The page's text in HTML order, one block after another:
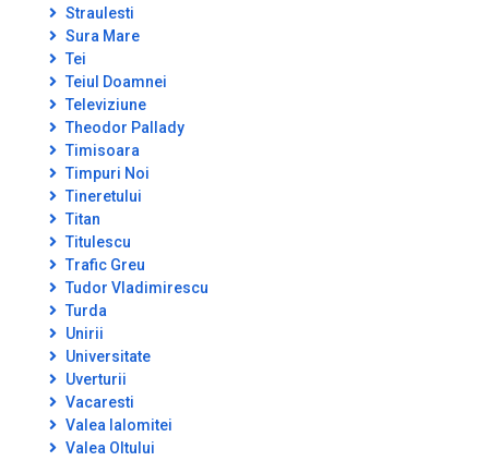
Straulesti
Sura Mare
Tei
Teiul Doamnei
Televiziune
Theodor Pallady
Timisoara
Timpuri Noi
Tineretului
Titan
Titulescu
Trafic Greu
Tudor Vladimirescu
Turda
Unirii
Universitate
Uverturii
Vacaresti
Valea Ialomitei
Valea Oltului